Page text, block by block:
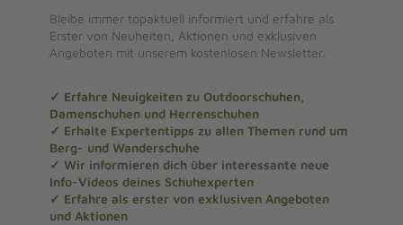
Bleibe immer topaktuell informiert und erfahre als
Erster von Neuheiten, Aktionen und exklusiven
Angeboten mit unserem kostenlosen Newsletter.
✓ Erfahre Neuigkeiten zu Outdoorschuhen,
Damenschuhen und Herrenschuhen
✓ Erhalte Expertentipps zu allen Themen rund um
Berg- und Wanderschuhe
✓ Wir informieren dich über interessante neue
Info-Videos deines Schuhexperten
✓ Erfahre als erster von exklusiven Angeboten
und Aktionen